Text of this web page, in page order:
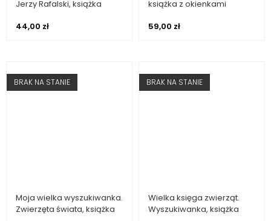
Jerzy Rafalski, książka
44,00 zł
książka z okienkami
59,00 zł
BRAK NA STANIE
Dowiedz się więcej
Moja wielka wyszukiwanka.
Zwierzęta świata, książka
BRAK NA STANIE
Dowiedz się więcej
Wielka księga zwierząt.
Wyszukiwanka, książka